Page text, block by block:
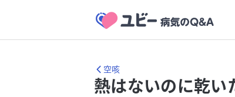
空咳
熱はないのに乾い